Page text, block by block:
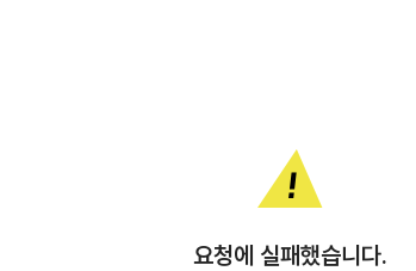
요청에 실패했습니다.